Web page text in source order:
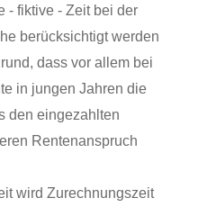
- fiktive - Zeit bei der
berücksichtigt werden
dass vor allem bei
in jungen Jahren die
den eingezahlten
Rentenanspruch
wird Zurechnungszeit